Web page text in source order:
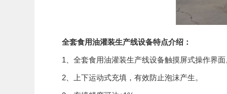
全套食用油灌装生产线设备特点介绍：
1、全套食用油灌装生产线设备触摸屏式操作界面
2、上下运动式充填，有效防止泡沫产生。